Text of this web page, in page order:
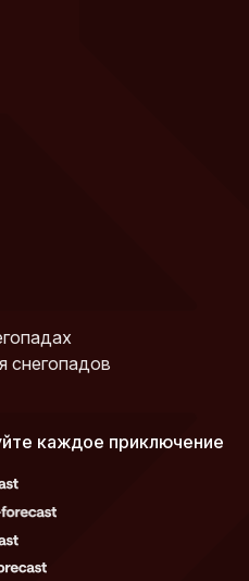
снегопадов
каждое приключение